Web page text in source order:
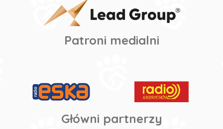
Patroni medialni
Główni partnerzy